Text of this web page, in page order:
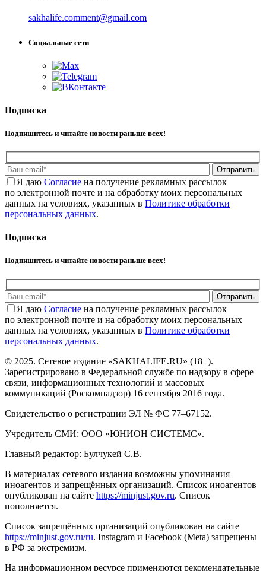
sakhalife.comment@gmail.com
Социальные сети
Подписка
Подпишитесь и читайте новости раньше всех!
Отправить
Я даю Cогласие на получение рекламных рассылок
по электронной почте и на обработку моих персональных
данных на условиях, указанных в Политике обработки
персональных данных.
Подписка
Подпишитесь и читайте новости раньше всех!
Отправить
Я даю Cогласие на получение рекламных рассылок
по электронной почте и на обработку моих персональных
данных на условиях, указанных в Политике обработки
персональных данных.
© 2025. Сетевое издание «SAKHALIFE.RU» (18+).
Зарегистрировано в Федеральной службе по надзору в сфере
связи, информационных технологий и массовых
коммуникаций (Роскомнадзор) 16 сентября 2016 года.
Свидетельство о регистрации ЭЛ № ФС 77–67152.
Учредитель СМИ: ООО «ЮНИОН СИСТЕМС».
Главный редактор: Булчукей С.В.
В материалах сетевого издания возможны упоминания
иноагентов и запрещённых организаций. Список иноагентов
опубликован на сайте https://minjust.gov.ru. Список
пополняется.
Список запрещённых организаций опубликован на сайте
https://minjust.gov.ru/ru. Instagram и Facebook (Metа) запрещены
в РФ за экстремизм.
На информационном ресурсе применяются рекомендательные